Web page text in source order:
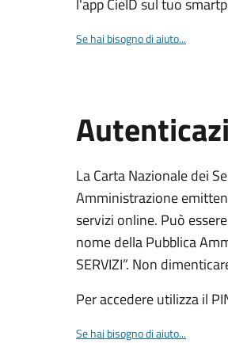
l'app CieID sul tuo
Se hai bisogno di aiuto...
La Carta Nazionale dei
Amministrazione
servizi online. Può
nome della Pubblica
SERVIZI”. Non
Per accedere utilizza il
Se hai bisogno di aiuto...